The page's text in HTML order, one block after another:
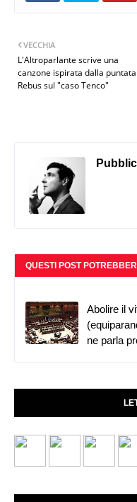
VECCHIA
L'Altroparlante scrive una
canzone ispirata dalla
Rebus sul "caso Tenco"
QUESTI POST
Abolire il
ne parla